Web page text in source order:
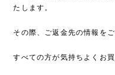
たします。
その際、ご返金先の情報を
すべての方が気持ちよくお